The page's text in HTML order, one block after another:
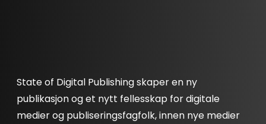
State of Digital Publishing skaper en ny
publikasjon og et nytt fellesskap for digitale
medier og publiseringsfagfolk, innen nye medier